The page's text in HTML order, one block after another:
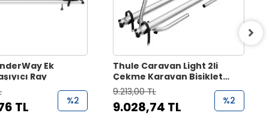
Ek
Ray
TL %2
Thule Caravan Light 2li
Çekme Karavan Bisiklet
Taşıyıcı
9.213,00 TL
9.028,74 TL %2